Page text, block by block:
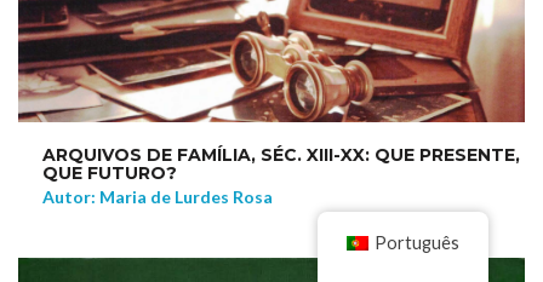
ARQUIVOS DE FAMÍLIA, SÉC. XIII-XX: QUE PRESENTE,
QUE FUTURO?
Autor: Maria de Lurdes Rosa
Português